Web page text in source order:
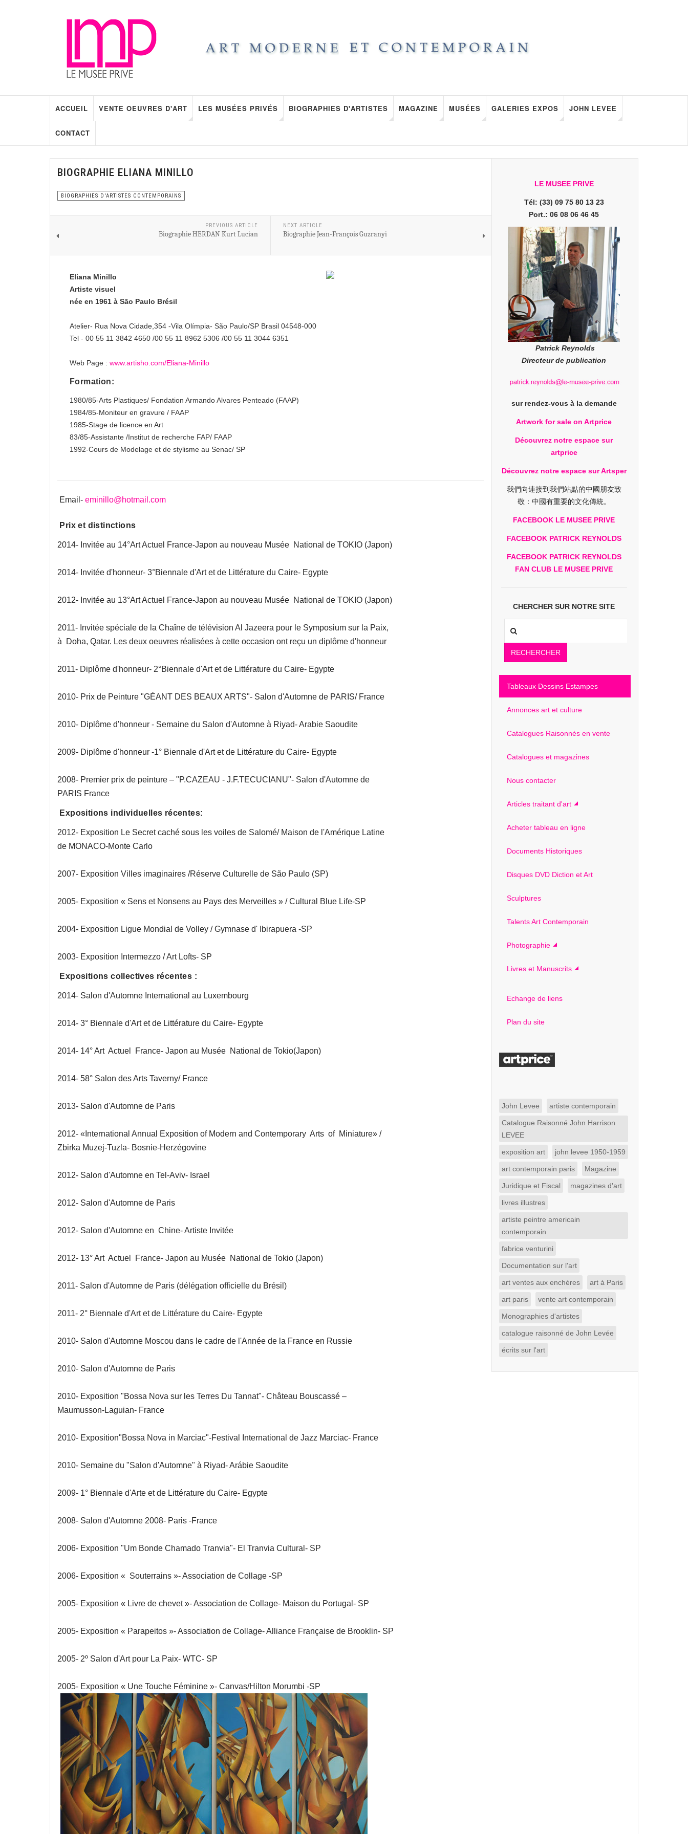
ACCUEIL VENTE OEUVRES D'ART LES MUSÉES PRIVÉS BIOGRAPHIES D'ARTISTES MAGAZINE MUSÉES GALERIES EXPOS JOHN LEVEE
CONTACT
BIOGRAPHIE ELIANA MINILLO
BIOGRAPHIES D'ARTISTES CONTEMPORAINS
PREVIOUS ARTICLE
Biographie HERDAN Kurt Lucian
NEXT ARTICLE
Biographie Jean-François Guzranyi
Eliana Minillo
Artiste visuel
née en 1961 à São Paulo Brésil
Atelier- Rua Nova Cidade,354 -Vila Olímpia- São Paulo/SP Brasil 04548-000
Tel - 00 55 11 3842 4650 /00 55 11 8962 5306 /00 55 11 3044 6351
Web Page : www.artisho.com/Eliana-Minillo
Formation:
1980/85-Arts Plastiques/ Fondation Armando Alvares Penteado (FAAP)
1984/85-Moniteur en gravure / FAAP
1985-Stage de licence en Art
83/85-Assistante /Institut de recherche FAP/ FAAP
1992-Cours de Modelage et de stylisme au Senac/ SP
Email- eminillo@hotmail.com
Prix et distinctions
2014- Invitée au 14°Art Actuel France-Japon au nouveau Musée National de TOKIO (Japon)
2014- Invitée d'honneur- 3°Biennale d'Art et de Littérature du Caire- Egypte
2012- Invitée au 13°Art Actuel France-Japon au nouveau Musée National de TOKIO (Japon)
2011- Invitée spéciale de la Chaîne de télévision Al Jazeera pour le Symposium sur la Paix,
à Doha, Qatar. Les deux oeuvres réalisées à cette occasion ont reçu un diplôme d'honneur
2011- Diplôme d'honneur- 2°Biennale d'Art et de Littérature du Caire- Egypte
2010- Prix de Peinture "GÉANT DES BEAUX ARTS"- Salon d'Automne de PARIS/ France
2010- Diplôme d'honneur - Semaine du Salon d'Automne à Riyad- Arabie Saoudite
2009- Diplôme d'honneur -1° Biennale d'Art et de Littérature du Caire- Egypte
2008- Premier prix de peinture – "P.CAZEAU - J.F.TECUCIANU"- Salon d'Automne de
PARIS France
Expositions individuelles récentes:
2012- Exposition Le Secret caché sous les voiles de Salomé/ Maison de l'Amérique Latine
de MONACO-Monte Carlo
2007- Exposition Villes imaginaires /Réserve Culturelle de São Paulo (SP)
2005- Exposition « Sens et Nonsens au Pays des Merveilles » / Cultural Blue Life-SP
2004- Exposition Ligue Mondial de Volley / Gymnase d' Ibirapuera -SP
2003- Exposition Intermezzo / Art Lofts- SP
Expositions collectives récentes :
2014- Salon d'Automne International au Luxembourg
2014- 3° Biennale d'Art et de Littérature du Caire- Egypte
2014- 14° Art Actuel France- Japon au Musée National de Tokio(Japon)
2014- 58° Salon des Arts Taverny/ France
2013- Salon d'Automne de Paris
2012- «International Annual Exposition of Modern and Contemporary Arts of Miniature» /
Zbirka Muzej-Tuzla- Bosnie-Herzégovine
2012- Salon d'Automne en Tel-Aviv- Israel
2012- Salon d'Automne de Paris
2012- Salon d'Automne en Chine- Artiste Invitée
2012- 13° Art Actuel France- Japon au Musée National de Tokio (Japon)
2011- Salon d'Automne de Paris (délégation officielle du Brésil)
2011- 2° Biennale d'Art et de Littérature du Caire- Egypte
2010- Salon d'Automne Moscou dans le cadre de l'Année de la France en Russie
2010- Salon d'Automne de Paris
2010- Exposition "Bossa Nova sur les Terres Du Tannat"- Château Bouscassé –
Maumusson-Laguian- France
2010- Exposition"Bossa Nova in Marciac"-Festival International de Jazz Marciac- France
2010- Semaine du "Salon d'Automne" à Riyad- Arábie Saoudite
2009- 1° Biennale d'Arte et de Littérature du Caire- Egypte
2008- Salon d'Automne 2008- Paris -France
2006- Exposition "Um Bonde Chamado Tranvia"- El Tranvia Cultural- SP
2006- Exposition « Souterrains »- Association de Collage -SP
2005- Exposition « Livre de chevet »- Association de Collage- Maison du Portugal- SP
2005- Exposition « Parapeitos »- Association de Collage- Alliance Française de Brooklin- SP
2005- 2º Salon d'Art pour La Paix- WTC- SP
2005- Exposition « Une Touche Féminine »- Canvas/Hilton Morumbi -SP
LE MUSEE PRIVE
Tél: (33) 09 75 80 13 23
Port.: 06 08 06 46 45
Patrick Reynolds
Directeur de publication
sur rendez-vous à la demande
Artwork for sale on Artprice
Découvrez notre espace sur
artprice
Découvrez notre espace sur Artsper
我們向連接到我們站點的中國朋友致
敬：中國有重要的文化傳統。
FACEBOOK LE MUSEE PRIVE
FACEBOOK PATRICK REYNOLDS
FACEBOOK PATRICK REYNOLDS
FAN CLUB LE MUSEE PRIVE
CHERCHER SUR NOTRE SITE
RECHERCHER
Tableaux Dessins Estampes
Annonces art et culture
Catalogues Raisonnés en vente
Catalogues et magazines
Nous contacter
Articles traitant d'art
Acheter tableau en ligne
Documents Historiques
Disques DVD Diction et Art
Sculptures
Talents Art Contemporain
Photographie
Livres et Manuscrits
Echange de liens
Plan du site
John Levee artiste contemporain
Catalogue Raisonné John Harrison
LEVEE
exposition art john levee 1950-1959
art contemporain paris Magazine
Juridique et Fiscal magazines d'art
livres illustres
artiste peintre americain
contemporain
fabrice venturini
Documentation sur l'art
art ventes aux enchères art à Paris
art paris vente art contemporain
Monographies d'artistes
catalogue raisonné de John Levée
écrits sur l'art